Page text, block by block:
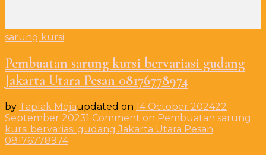
sarung kursi
Pembuatan sarung kursi bervariasi gudang
Jakarta Utara Pesan 08176778974
by Taplak Mejaupdated on 14 October 202422
September 20231 Comment on Pembuatan sarung
kursi bervariasi gudang Jakarta Utara Pesan
08176778974